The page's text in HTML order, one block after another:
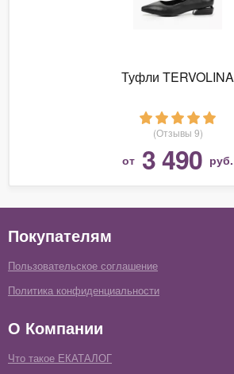
Туфли TERVOLINA
(Отзывы 9)
от 3 490 руб.
Покупателям
Пользовательское соглашение
Политика конфиденциальности
О Компании
Что такое ЕКАТАЛОГ